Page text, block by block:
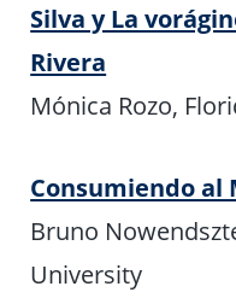
Silva y La
Rivera
Mónica Rozo,
Consumiendo al
Bruno
University